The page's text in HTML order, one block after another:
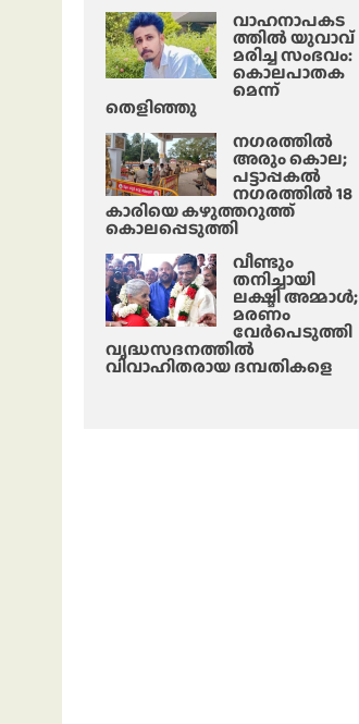
വാഹനാപകട
ത്തിൽ യുവാവ്
മരിച്ച സംഭവം:
കൊലപാതക
മെന്ന്
തെളിഞ്ഞു
നഗരത്തിൽ
അരും കൊല;
പട്ടാപ്പകൽ
നഗരത്തിൽ 18
കാരിയെ കഴുത്തറുത്ത്
കൊലപ്പെടുത്തി
വീണ്ടും
തനിച്ചായി
ലക്ഷ്മി അമ്മാള്‍;
മരണം
വേർപെടുത്തി
വൃദ്ധസദനത്തില്‍
വിവാഹിതരായ ദമ്പതികളെ